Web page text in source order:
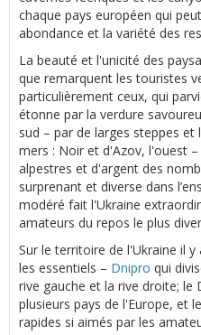
chaque pays européen qui
abondance et la variété des
La beauté et l'unicité des
que remarquent les touristes
particulièrement ceux, qui
étonne par la verdure
sud – par de larges steppes
mers : Noir et d'Azov, l'ouest
alpestres et d'argent des
surprenant et diverse dans
modéré fait l'Ukraine
amateurs du repos le plus
Sur le territoire de l'Ukraine il
les essentiels – Dnipro qui
rive gauche et la rive droite; le
plusieurs pays de l'Europe, et
rapides si aimés par les